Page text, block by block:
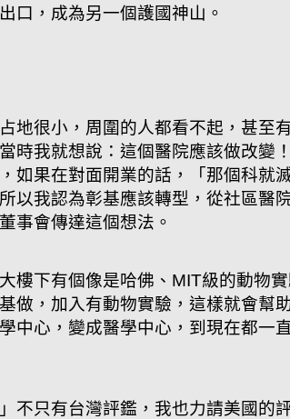
口，成為另一個護國神山。
地很小，周圍的人都看不起，甚至
時我就想說：這個醫院應該做改變
如果在對面開業的話，「那個科就滅
以我認為彰基應該轉型，從社區醫
事會傳達這個想法。
樓下有個像是哈佛、MIT級的動物實
做，加入有動物實驗，這樣就會幫
中心，變成醫學中心，到現在都一
不只有台灣評鑑，我也力請美國的